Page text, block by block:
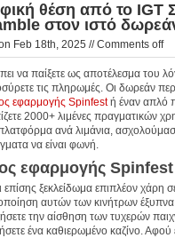
θέση από το IGT
στον ιστό
Feb 18th, 2025 //Comments off
να παίξετε ως αποτέλεσμα
τις πληρωμές. Οι δωρεάν
εφαρμογής Spinfestή έναν απλό
2000+ λιμένες πραγματικών
ανά λιμάνια,
να είναι φωνή.
εφαρμογής Spinfest
επίσης ξεκλείδωμα επιπλέον
αυτών των κινήτρων έξυπνα
την αίσθηση των τυχερών
ένα καθιερωμένο καζίνο. Αφού